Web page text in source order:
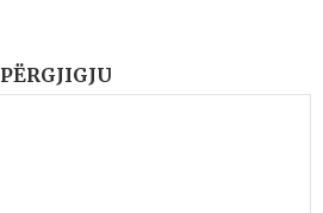
PËRGJIGJU